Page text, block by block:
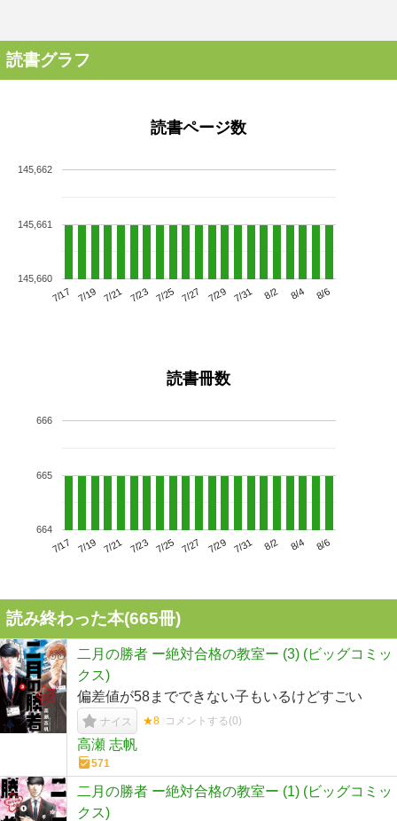
読書グラフ
読書ページ数
7/17 7/19 7/21 7/23 7/25 7/27 7/29 7/31 8/2 8/4 8/6
145,660
145,661
145,662
読書冊数
7/17 7/19 7/21 7/23 7/25 7/27 7/29 7/31 8/2 8/4 8/6
664
665
666
読み終わった本(665冊)
二月の勝者 ー絶対合格の教室ー (3) (ビッグコミッ
クス)
偏差値が58までできない子もいるけどすごい
ナイス ★8 コメントする(0)
高瀬 志帆
571
二月の勝者 ー絶対合格の教室ー (1) (ビッグコミッ
クス)